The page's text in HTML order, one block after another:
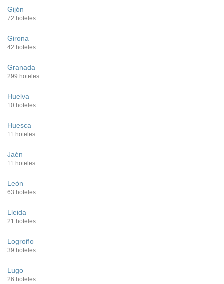
Gijón
72 hoteles
Girona
42 hoteles
Granada
299 hoteles
Huelva
10 hoteles
Huesca
11 hoteles
Jaén
11 hoteles
León
63 hoteles
Lleida
21 hoteles
Logroño
39 hoteles
Lugo
26 hoteles